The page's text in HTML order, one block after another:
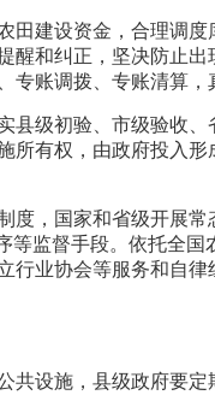
建设资金，合理调
和纠正，坚决防止
账调拨、专账清算，
级初验、市级验收
有权，由政府投入
，国家和省级开展
监督手段。依托全
业协会等服务和自
设施，县级政府要